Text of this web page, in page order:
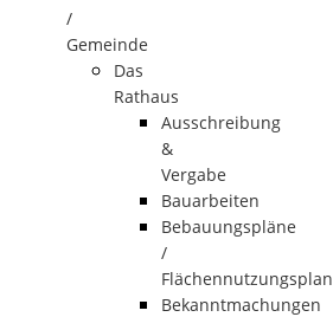
/
Gemeinde
Das
Rathaus
Ausschreibung
&
Vergabe
Bauarbeiten
Bebauungspläne
/
Flächennutzungsplan
Bekanntmachungen